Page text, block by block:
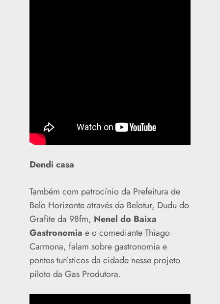
Dendi casa
Também com patrocínio da Prefeitura de
Belo Horizonte através da Belotur, Dudu do
Grafite da 98fm, Nenel do Baixa
Gastronomia e o comediante Thiago
Carmona, falam sobre gastronomia e
pontos turísticos da cidade nesse projeto
piloto da Gas Produtora.